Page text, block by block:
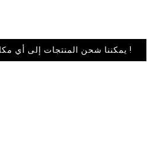
يمكننا شحن المنتجات إلى أي مكان في العالم. يمكنك الاطلاع على خيارات الشحن في عربة التسوق الخاصة بك !